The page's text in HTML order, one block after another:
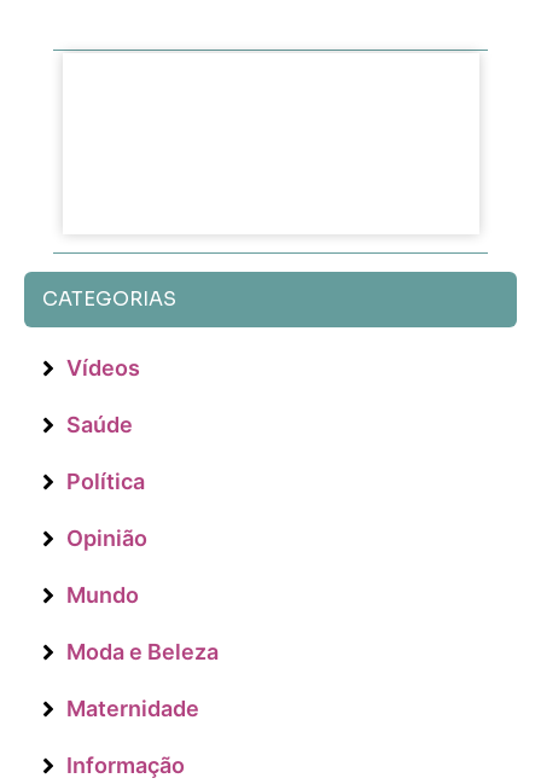
CATEGORIAS
Vídeos
Saúde
Política
Opinião
Mundo
Moda e Beleza
Maternidade
Informação